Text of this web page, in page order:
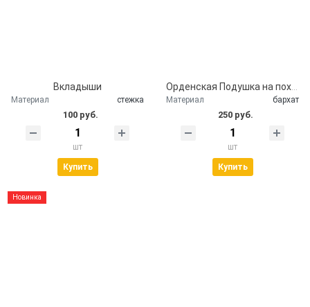
Вкладыши
Материал стежка
100 руб.
шт
Купить
Орденская Подушка на похороны
Материал бархат
250 руб.
шт
Купить
Новинка